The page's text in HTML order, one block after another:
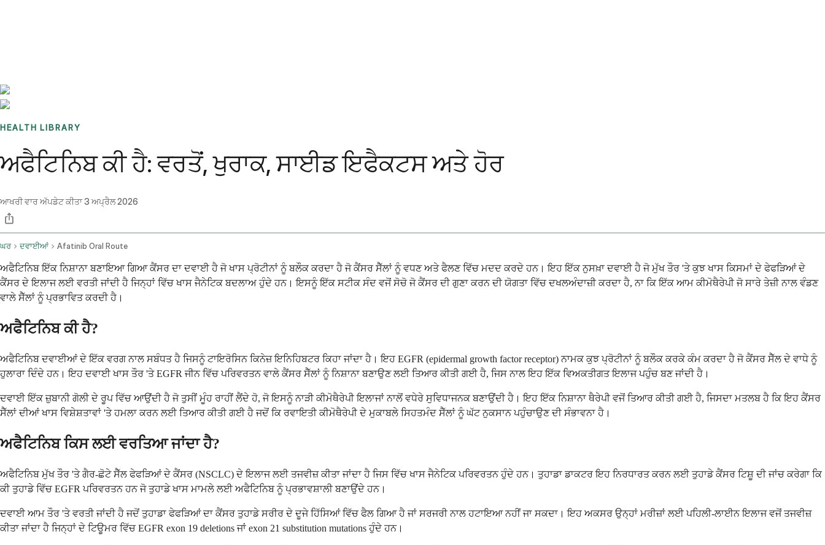
HEALTH LIBRARY
ਅਫੈਟਿਨਿਬ ਕੀ ਹੈ: ਵਰਤੋਂ, ਖੁਰਾਕ, ਸਾਈਡ ਇਫੈਕਟਸ ਅਤੇ ਹੋਰ
ਆਖਰੀ ਵਾਰ ਅੱਪਡੇਟ ਕੀਤਾ3 ਅਪ੍ਰੈਲ 2026
ਘਰ ਦਵਾਈਆਂ Afatinib Oral Route
ਅਫੈਟਿਨਿਬ ਇੱਕ ਨਿਸ਼ਾਨਾ ਬਣਾਇਆ ਗਿਆ ਕੈਂਸਰ ਦਾ ਦਵਾਈ ਹੈ ਜੋ ਖਾਸ ਪ੍ਰੋਟੀਨਾਂ ਨੂੰ ਬਲੌਕ ਕਰਦਾ ਹੈ ਜੋ ਕੈਂਸਰ ਸੈੱਲਾਂ ਨੂੰ ਵਧਣ ਅਤੇ ਫੈਲਣ ਵਿੱਚ ਮਦਦ ਕਰਦੇ ਹਨ। ਇਹ ਇੱਕ ਨੁਸਖ਼ਾ ਦਵਾਈ ਹੈ ਜੋ ਮੁੱਖ ਤੌਰ 'ਤੇ ਕੁਝ ਖਾਸ ਕਿਸਮਾਂ ਦੇ ਫੇਫੜਿਆਂ ਦੇ
ਕੈਂਸਰ ਦੇ ਇਲਾਜ ਲਈ ਵਰਤੀ ਜਾਂਦੀ ਹੈ ਜਿਨ੍ਹਾਂ ਵਿੱਚ ਖਾਸ ਜੈਨੇਟਿਕ ਬਦਲਾਅ ਹੁੰਦੇ ਹਨ। ਇਸਨੂੰ ਇੱਕ ਸਟੀਕ ਸੰਦ ਵਜੋਂ ਸੋਚੋ ਜੋ ਕੈਂਸਰ ਦੀ ਗੁਣਾ ਕਰਨ ਦੀ ਯੋਗਤਾ ਵਿੱਚ ਦਖਲਅੰਦਾਜ਼ੀ ਕਰਦਾ ਹੈ, ਨਾ ਕਿ ਇੱਕ ਆਮ ਕੀਮੋਥੈਰੇਪੀ ਜੋ ਸਾਰੇ ਤੇਜ਼ੀ ਨਾਲ ਵੰਡਣ
ਵਾਲੇ ਸੈੱਲਾਂ ਨੂੰ ਪ੍ਰਭਾਵਿਤ ਕਰਦੀ ਹੈ।
ਅਫੈਟਿਨਿਬ ਕੀ ਹੈ?
ਅਫੈਟਿਨਿਬ ਦਵਾਈਆਂ ਦੇ ਇੱਕ ਵਰਗ ਨਾਲ ਸਬੰਧਤ ਹੈ ਜਿਸਨੂੰ ਟਾਇਰੋਸਿਨ ਕਿਨੇਜ਼ ਇਨਿਹਿਬਟਰ ਕਿਹਾ ਜਾਂਦਾ ਹੈ। ਇਹ EGFR (epidermal growth factor receptor) ਨਾਮਕ ਕੁਝ ਪ੍ਰੋਟੀਨਾਂ ਨੂੰ ਬਲੌਕ ਕਰਕੇ ਕੰਮ ਕਰਦਾ ਹੈ ਜੋ ਕੈਂਸਰ ਸੈੱਲ ਦੇ ਵਾਧੇ ਨੂੰ
ਹੁਲਾਰਾ ਦਿੰਦੇ ਹਨ। ਇਹ ਦਵਾਈ ਖਾਸ ਤੌਰ 'ਤੇ EGFR ਜੀਨ ਵਿੱਚ ਪਰਿਵਰਤਨ ਵਾਲੇ ਕੈਂਸਰ ਸੈੱਲਾਂ ਨੂੰ ਨਿਸ਼ਾਨਾ ਬਣਾਉਣ ਲਈ ਤਿਆਰ ਕੀਤੀ ਗਈ ਹੈ, ਜਿਸ ਨਾਲ ਇਹ ਇੱਕ ਵਿਅਕਤੀਗਤ ਇਲਾਜ ਪਹੁੰਚ ਬਣ ਜਾਂਦੀ ਹੈ।
ਦਵਾਈ ਇੱਕ ਜ਼ੁਬਾਨੀ ਗੋਲੀ ਦੇ ਰੂਪ ਵਿੱਚ ਆਉਂਦੀ ਹੈ ਜੋ ਤੁਸੀਂ ਮੂੰਹ ਰਾਹੀਂ ਲੈਂਦੇ ਹੋ, ਜੋ ਇਸਨੂੰ ਨਾੜੀ ਕੀਮੋਥੈਰੇਪੀ ਇਲਾਜਾਂ ਨਾਲੋਂ ਵਧੇਰੇ ਸੁਵਿਧਾਜਨਕ ਬਣਾਉਂਦੀ ਹੈ। ਇਹ ਇੱਕ ਨਿਸ਼ਾਨਾ ਥੈਰੇਪੀ ਵਜੋਂ ਤਿਆਰ ਕੀਤੀ ਗਈ ਹੈ, ਜਿਸਦਾ ਮਤਲਬ ਹੈ ਕਿ ਇਹ ਕੈਂਸਰ
ਸੈੱਲਾਂ ਦੀਆਂ ਖਾਸ ਵਿਸ਼ੇਸ਼ਤਾਵਾਂ 'ਤੇ ਹਮਲਾ ਕਰਨ ਲਈ ਤਿਆਰ ਕੀਤੀ ਗਈ ਹੈ ਜਦੋਂ ਕਿ ਰਵਾਇਤੀ ਕੀਮੋਥੈਰੇਪੀ ਦੇ ਮੁਕਾਬਲੇ ਸਿਹਤਮੰਦ ਸੈੱਲਾਂ ਨੂੰ ਘੱਟ ਨੁਕਸਾਨ ਪਹੁੰਚਾਉਣ ਦੀ ਸੰਭਾਵਨਾ ਹੈ।
ਅਫੈਟਿਨਿਬ ਕਿਸ ਲਈ ਵਰਤਿਆ ਜਾਂਦਾ ਹੈ?
ਅਫੈਟਿਨਿਬ ਮੁੱਖ ਤੌਰ 'ਤੇ ਗੈਰ-ਛੋਟੇ ਸੈੱਲ ਫੇਫੜਿਆਂ ਦੇ ਕੈਂਸਰ (NSCLC) ਦੇ ਇਲਾਜ ਲਈ ਤਜਵੀਜ਼ ਕੀਤਾ ਜਾਂਦਾ ਹੈ ਜਿਸ ਵਿੱਚ ਖਾਸ ਜੈਨੇਟਿਕ ਪਰਿਵਰਤਨ ਹੁੰਦੇ ਹਨ। ਤੁਹਾਡਾ ਡਾਕਟਰ ਇਹ ਨਿਰਧਾਰਤ ਕਰਨ ਲਈ ਤੁਹਾਡੇ ਕੈਂਸਰ ਟਿਸ਼ੂ ਦੀ ਜਾਂਚ ਕਰੇਗਾ ਕਿ
ਕੀ ਤੁਹਾਡੇ ਵਿੱਚ EGFR ਪਰਿਵਰਤਨ ਹਨ ਜੋ ਤੁਹਾਡੇ ਖਾਸ ਮਾਮਲੇ ਲਈ ਅਫੈਟਿਨਿਬ ਨੂੰ ਪ੍ਰਭਾਵਸ਼ਾਲੀ ਬਣਾਉਂਦੇ ਹਨ।
ਦਵਾਈ ਆਮ ਤੌਰ 'ਤੇ ਵਰਤੀ ਜਾਂਦੀ ਹੈ ਜਦੋਂ ਤੁਹਾਡਾ ਫੇਫੜਿਆਂ ਦਾ ਕੈਂਸਰ ਤੁਹਾਡੇ ਸਰੀਰ ਦੇ ਦੂਜੇ ਹਿੱਸਿਆਂ ਵਿੱਚ ਫੈਲ ਗਿਆ ਹੈ ਜਾਂ ਸਰਜਰੀ ਨਾਲ ਹਟਾਇਆ ਨਹੀਂ ਜਾ ਸਕਦਾ। ਇਹ ਅਕਸਰ ਉਨ੍ਹਾਂ ਮਰੀਜ਼ਾਂ ਲਈ ਪਹਿਲੀ-ਲਾਈਨ ਇਲਾਜ ਵਜੋਂ ਤਜਵੀਜ਼
ਕੀਤਾ ਜਾਂਦਾ ਹੈ ਜਿਨ੍ਹਾਂ ਦੇ ਟਿਊਮਰ ਵਿੱਚ EGFR exon 19 deletions ਜਾਂ exon 21 substitution mutations ਹੁੰਦੇ ਹਨ।